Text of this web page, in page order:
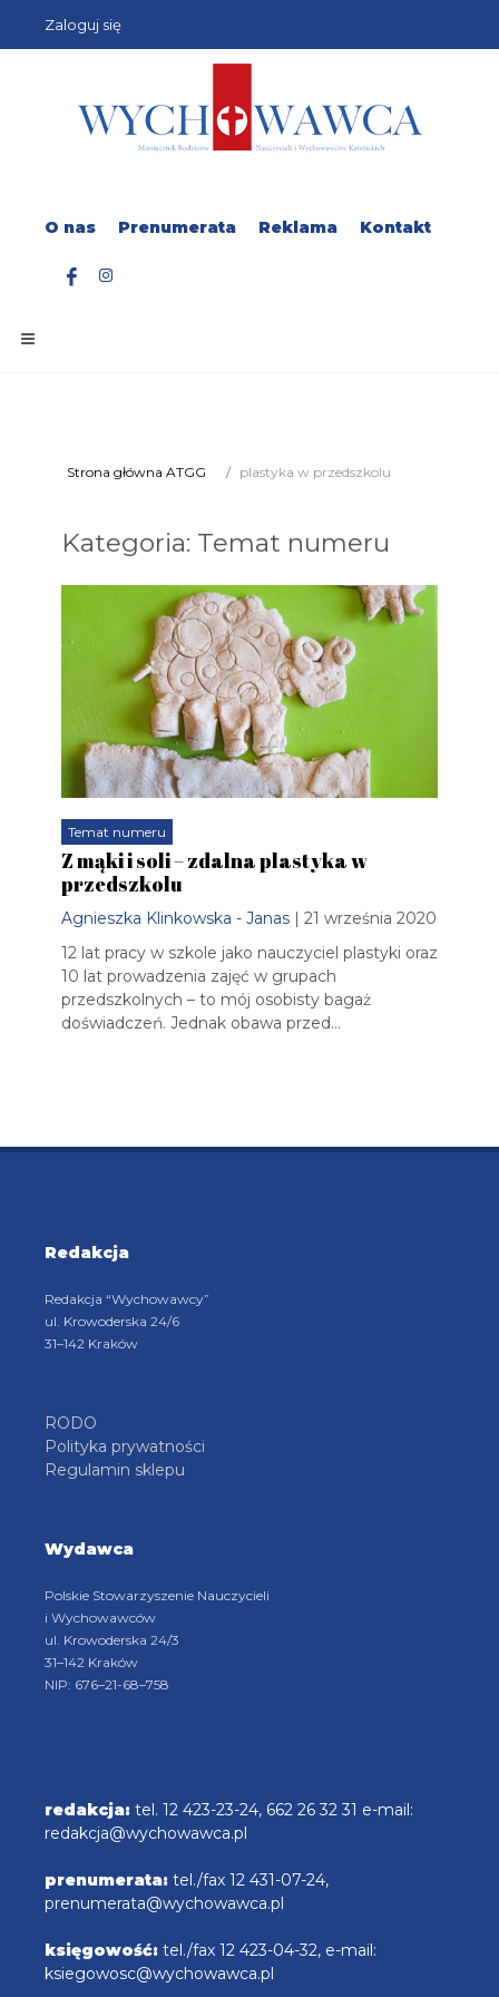
Zaloguj się
O nas Prenumerata Reklama Kontakt
Strona główna ATGG plastyka w przedszkolu
Kategoria: Temat numeru
Temat numeru
Z mąki i soli – zdalna plastyka w
przedszkolu
Agnieszka Klinkowska - Janas | 21 września 2020
12 lat pracy w szkole jako nauczyciel plastyki oraz
10 lat prowadzenia zajęć w grupach
przedszkolnych – to mój osobisty bagaż
doświadczeń. Jednak obawa przed…
Redakcja
Redakcja “Wychowawcy”
ul. Krowoderska 24/6
31–142 Kraków
RODO
Polityka prywatności
Regulamin sklepu
Wydawca
Polskie Stowarzyszenie Nauczycieli
i Wychowawców
ul. Krowoderska 24/3
31–142 Kraków
NIP: 676–21-68–758
redakcja: tel. 12 423-23-24, 662 26 32 31 e-mail:
redakcja@wychowawca.pl
prenumerata: tel./fax 12 431-07-24,
prenumerata@wychowawca.pl
księgowość: tel./fax 12 423-04-32, e-mail:
ksiegowosc@wychowawca.pl